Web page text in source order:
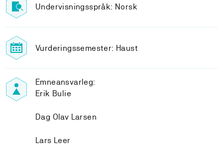
Undervisningsspråk: Norsk
Vurderingssemester: Haust
Emneansvarleg:
Erik Bulie
Dag Olav Larsen
Lars Leer